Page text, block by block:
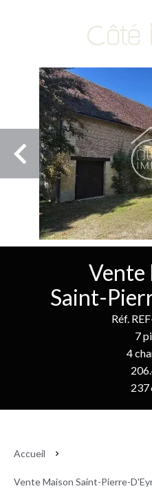
Vente
Saint-
Réf.
7
4
237
Accueil
Vente Maison Saint-Pierre-